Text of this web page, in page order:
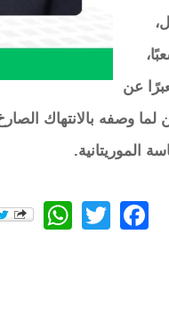
عن
لما وصفه بالانتهاك
الموريتانية.
Facebook